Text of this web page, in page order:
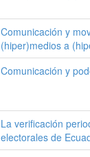
Comunicación y
(hiper)medios a
Comunicación y
La verificación
electorales de